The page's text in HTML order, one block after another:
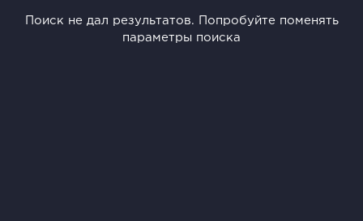
Поиск не дал результатов. Попробуйте поменять
параметры поиска